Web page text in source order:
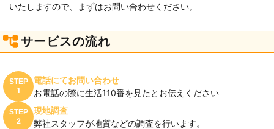
いたしますので、まずはお問い合わせください。
サービスの流れ
STEP
1
電話にてお問い合わせ
お電話の際に生活110番を見たとお伝えください
STEP
2
現地調査
弊社スタッフが地質などの調査を行います。